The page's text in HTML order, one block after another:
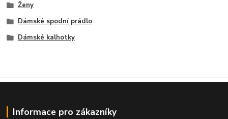
Ženy
Dámské spodní prádlo
Dámské kalhotky
Informace pro zákazníky